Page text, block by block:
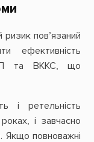
пов’язаний
ефективність
та ВККС, що
і ретельність
і завчасно
Якщо повноважні